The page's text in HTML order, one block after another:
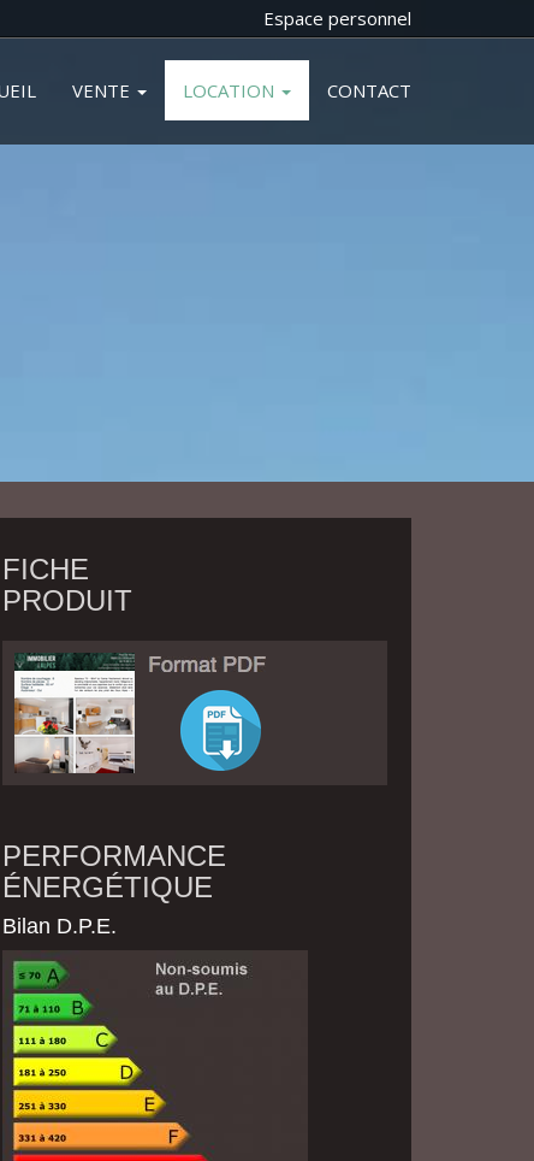
Espace personnel
VENTE LOCATION CONTACT
FICHE
PRODUIT
PERFORMANCE
ÉNERGÉTIQUE
Bilan D.P.E.